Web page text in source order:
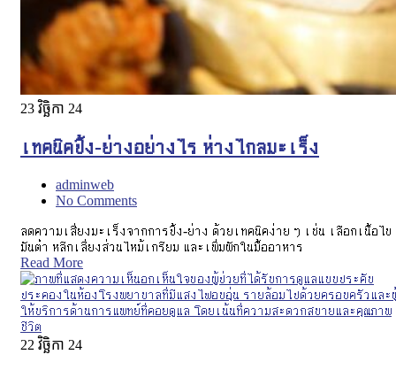
23 វិច្ឆិកា 24
เทคนิคปิ้ง-ย่างอย่างไร ห่างไกลมะเร็ง
adminweb
No Comments
ลดความเสี่ยงมะเร็งจากการปิ้ง-ย่าง ด้วยเทคนิคง่าย ๆ เช่น เลือกเนื้อไข
มันต่ำ หลีกเลี่ยงส่วนไหม้เกรียม และเพิ่มผักในมื้ออาหาร
Read More
22 វិច្ឆិកា 24